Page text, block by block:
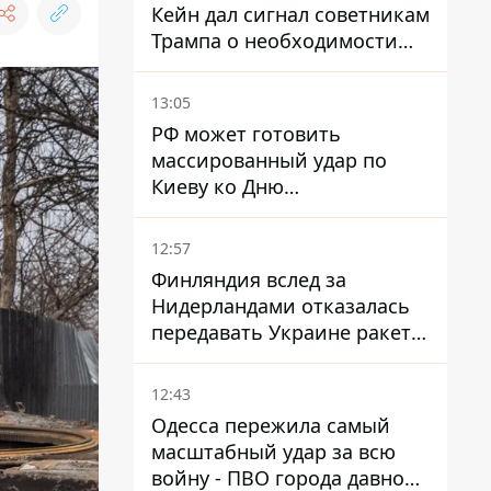
Кейн дал сигнал советникам
Трампа о необходимости
заканчивать войну с
Ираном – СМИ
13:05
РФ может готовить
массированный удар по
Киеву ко Дню
Независимости - Институт
изучения войны
12:57
Финляндия вслед за
Нидерландами отказалась
передавать Украине ракеты
ПВО Patriot
12:43
Одесса пережила самый
масштабный удар за всю
войну - ПВО города давно